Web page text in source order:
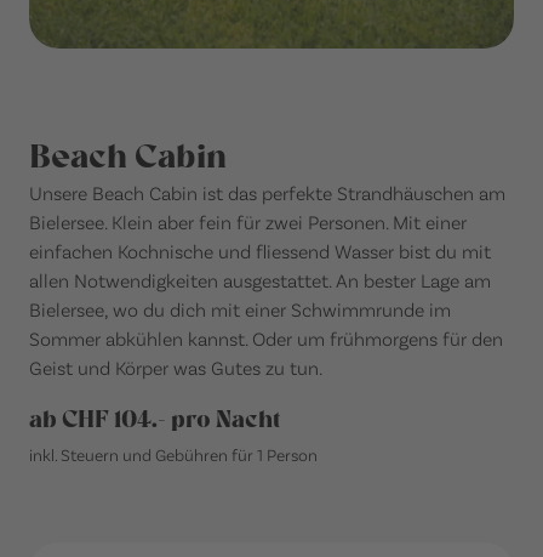
Beach Cabin
Unsere Beach Cabin ist das perfekte Strandhäuschen am
Bielersee. Klein aber fein für zwei Personen. Mit einer
einfachen Kochnische und fliessend Wasser bist du mit
allen Notwendigkeiten ausgestattet. An bester Lage am
Bielersee, wo du dich mit einer Schwimmrunde im
Sommer abkühlen kannst. Oder um frühmorgens für den
Geist und Körper was Gutes zu tun.
ab CHF 104.- pro Nacht
inkl. Steuern und Gebühren für 1 Person